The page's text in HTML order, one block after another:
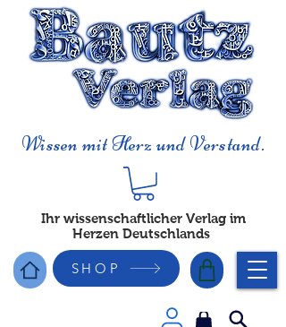
Wissen mit Herz und Verstand.
Ihr wissenschaftlicher Verlag im
Herzen Deutschlands
SHOP